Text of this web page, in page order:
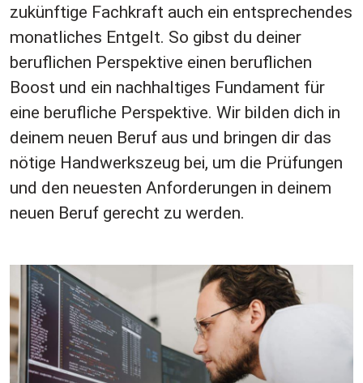
zukünftige Fachkraft auch ein entsprechendes
monatliches Entgelt. So gibst du deiner
beruflichen Perspektive einen beruflichen
Boost und ein nachhaltiges Fundament für
eine berufliche Perspektive. Wir bilden dich in
deinem neuen Beruf aus und bringen dir das
nötige Handwerkszeug bei, um die Prüfungen
und den neuesten Anforderungen in deinem
neuen Beruf gerecht zu werden.